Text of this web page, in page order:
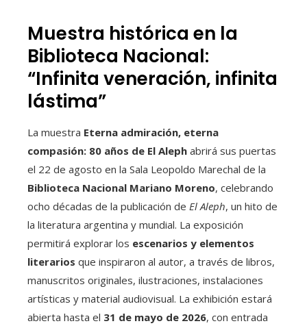
Muestra histórica en la
Biblioteca Nacional:
“Infinita veneración, infinita
lástima”
La muestra Eterna admiración, eterna
compasión: 80 años de El Aleph abrirá sus puertas
el 22 de agosto en la Sala Leopoldo Marechal de la
Biblioteca Nacional Mariano Moreno, celebrando
ocho décadas de la publicación de El Aleph, un hito de
la literatura argentina y mundial. La exposición
permitirá explorar los escenarios y elementos
literarios que inspiraron al autor, a través de libros,
manuscritos originales, ilustraciones, instalaciones
artísticas y material audiovisual. La exhibición estará
abierta hasta el 31 de mayo de 2026, con entrada